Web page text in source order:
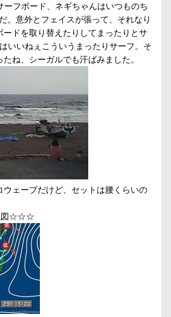
ーフボード、ネギちゃんはいつものち
。意外とフェイスが張って、それなり
ードを取り替えたりしてまったりとサ
いいねぇこういうまったりサーフ。そ
ね、シーガルでも汗ばみました。
ウェーブだけど、セットは腰くらいの
図☆☆☆